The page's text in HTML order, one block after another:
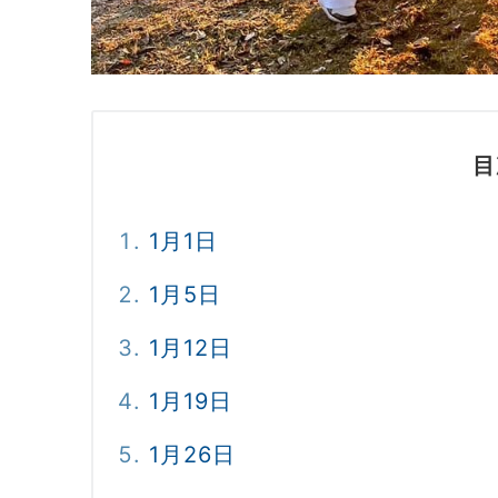
1月1日
1月5日
1月12日
1月19日
1月26日